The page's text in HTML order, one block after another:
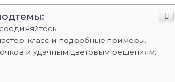
класс и подробные примеры.
и удачным цветовым решениям.